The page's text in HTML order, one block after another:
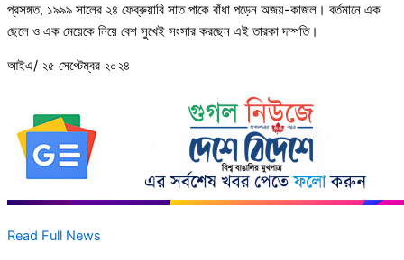
প্রসঙ্গত, ১৯৯৯ সালের ২৪ ফেব্রুয়ারি সাত পাকে বাঁধা পড়েন অজয়-কাজল। বর্তমানে এক
ছেলে ও এক মেয়েকে নিয়ে বেশ সুখেই সংসার করছেন এই তারকা দম্পতি।
আইএ/ ২৫ সেপ্টেম্বর ২০২৪
Read Full News